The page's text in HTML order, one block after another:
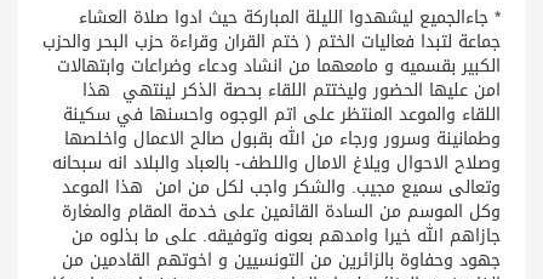
* جاءالجميع ليشهدوا الليلة المباركة حيث ادوا صلاة العشاء
جماعة لتبدا فعاليات الختم ( ختم القران وقراءة حزب البحر والحزب
الكبير بقسميه و مامعهما من انشاد ودعاء وضراعات وابتهالات
امن عليها الحضور وليختتم اللقاء بحصة الذكر لينتهي هذا
اللقاء والموعد المنتظر على اتم الوجوه واحسنها في سكينة
وطمانينة وسرور ورجاء من الله بقبول صالح الاعمال واخلصها
وصلاح الاحوال ويلاغ الامال واللطف- بالعباد والبلاد انه سبحانه
وتعالى سميع مجيب. والشكر واجب لكل من امن هذا الموعد
وكل الموسم من السادة القائمين على خدمة المقام والمغارة
جازاهم الله خيرا وامدهم بعونه وتوفيقه. على ما بذلوه من
جهود وحفاوة بالزائرين من التونسيين و اخوتهم القادمين من